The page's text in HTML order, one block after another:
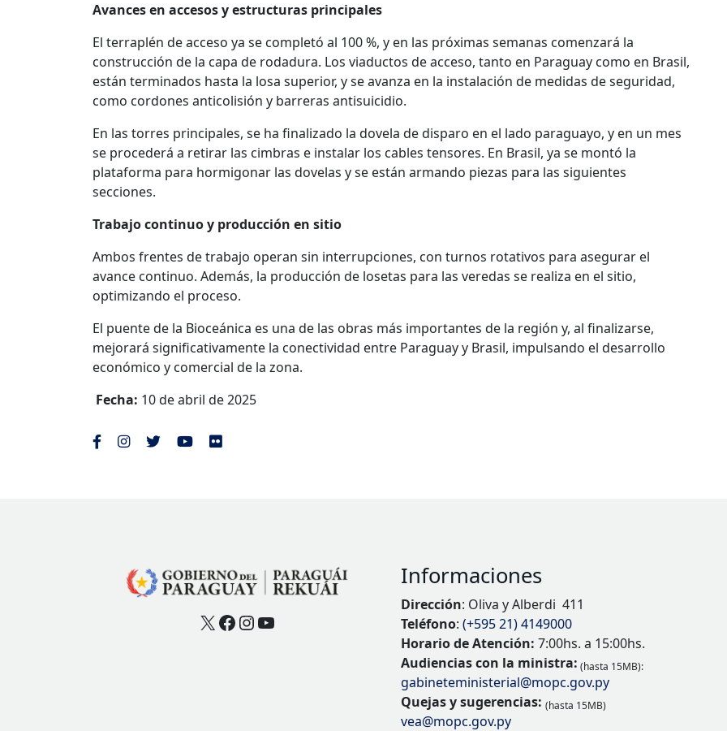
Avances en accesos y estructuras principales
El terraplén de acceso ya se completó al 100 %, y en las próximas semanas comenzará la
construcción de la capa de rodadura. Los viaductos de acceso, tanto en Paraguay como en Brasil,
están terminados hasta la losa superior, y se avanza en la instalación de medidas de seguridad,
como cordones anticolisión y barreras antisuicidio.
En las torres principales, se ha finalizado la dovela de disparo en el lado paraguayo, y en un mes
se procederá a retirar las cimbras e instalar los cables tensores. En Brasil, ya se montó la
plataforma para hormigonar las dovelas y se están armando piezas para las siguientes
secciones.
Trabajo continuo y producción en sitio
Ambos frentes de trabajo operan sin interrupciones, con turnos rotativos para asegurar el
avance continuo. Además, la producción de losetas para las veredas se realiza en el sitio,
optimizando el proceso.
El puente de la Bioceánica es una de las obras más importantes de la región y, al finalizarse,
mejorará significativamente la conectividad entre Paraguay y Brasil, impulsando el desarrollo
económico y comercial de la zona.
Fecha: 10 de abril de 2025
X Facebook
Instagram
YouTube
Informaciones
Dirección: Oliva y Alberdi 411
Teléfono: (+595 21) 4149000
Horario de Atención: 7:00hs. a 15:00hs.
Audiencias con la ministra: (hasta 15MB):
gabineteministerial@mopc.gov.py
Quejas y sugerencias: (hasta 15MB)
vea@mopc.gov.py